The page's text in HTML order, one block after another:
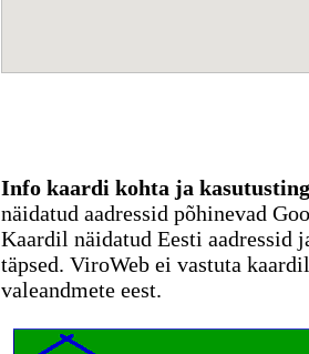
Info kaardi kohta ja
näidatud aadressid põhinevad
Kaardil näidatud Eesti aadressid
täpsed. ViroWeb ei vastuta
valeandmete eest.